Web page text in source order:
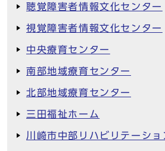
聴覚障害者情報文化センター
視覚障害者情報文化センター
中央療育センター
南部地域療育センター
北部地域療育センター
三田福祉ホーム
川崎市中部リハビリテーショ